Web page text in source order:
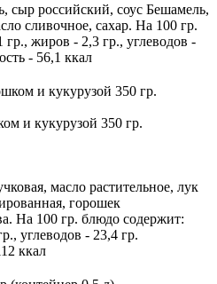
сыр российский, соус Бешамель,
сливочное, сахар. На 100 гр.
жиров - 2,3 гр., углеводов -
- 56,1 ккал
и кукурузой 350 гр.
масло растительное, лук
горошек
На 100 гр. блюдо содержит:
углеводов - 23,4 гр.
ккал